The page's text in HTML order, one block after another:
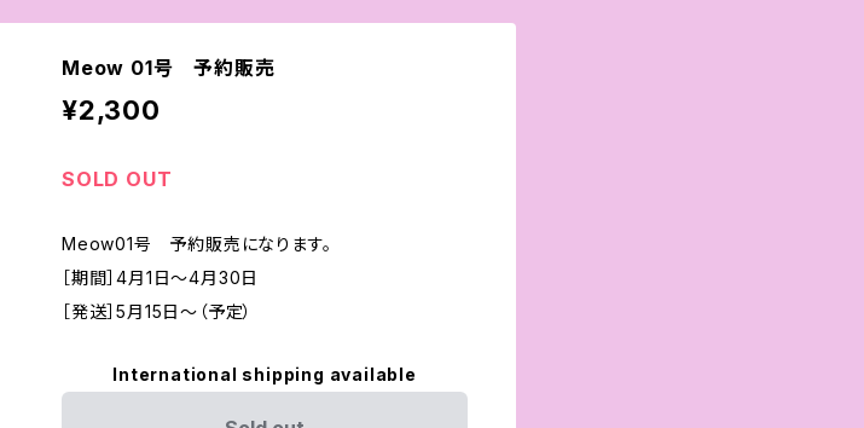
Meow 01号 予約販売
¥2,300
SOLD OUT
Meow01号 予約販売になります。
［期間］4月1日〜4月30日
［発送］5月15日〜（予定）
International shipping available